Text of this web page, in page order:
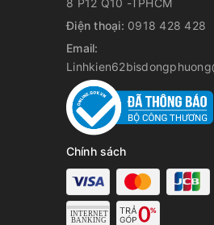
8 P12 Q10 -TPHCM
Điện thoại: 0918 428 428
Email:
Chính sách